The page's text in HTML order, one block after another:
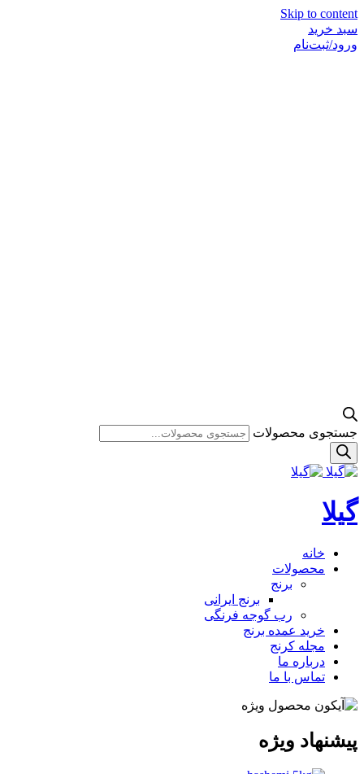
Skip to content
سبد خرید
ورود/ثبت‌نام
جستجوی محصولات
گیلا
خانه
محصولات
برنج
برنج ایرانی
رب گوجه فرنگی
خرید عمده برنج
مجله کرنج
درباره ما
تماس با ما
پیشنهاد ویژه